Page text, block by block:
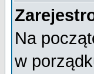
Na
w